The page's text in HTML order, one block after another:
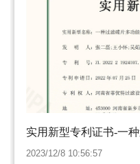
实用新型专利证书-一
2023/12/8 10:56:57